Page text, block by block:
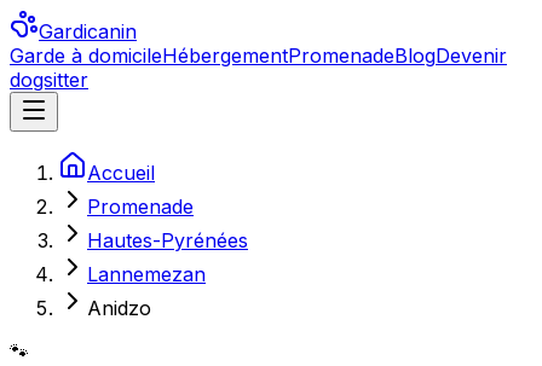
Gardicanin
Garde à domicileHébergementPromenadeBlogDevenir
dogsitter
Accueil
Promenade
Hautes-Pyrénées
Lannemezan
Anidzo
🐾